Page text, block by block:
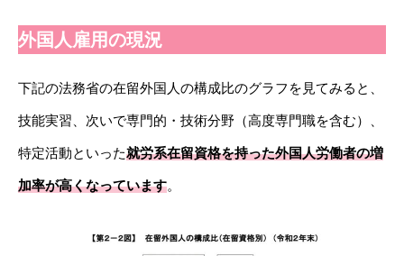
外国人雇用の現況
下記の法務省の在留外国人の構成比のグラフを見てみると、
技能実習、次いで専門的・技術分野（高度専門職を含む）、
特定活動といった就労系在留資格を持った外国人労働者の増
加率が高くなっています。